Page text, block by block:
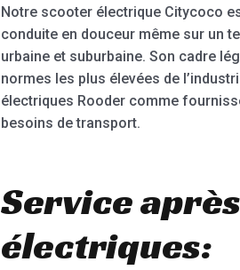
Notre scooter électrique Citycoco
conduite en douceur même sur un
urbaine et suburbaine. Son cadre
normes les plus élevées de
électriques Rooder comme
besoins de transport.
Service
électriques: